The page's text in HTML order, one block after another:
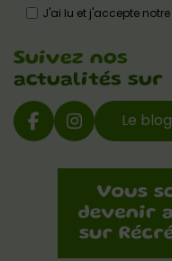
J'ai lu et j'accepte notre
Suivez nos
actualités sur
Le blog